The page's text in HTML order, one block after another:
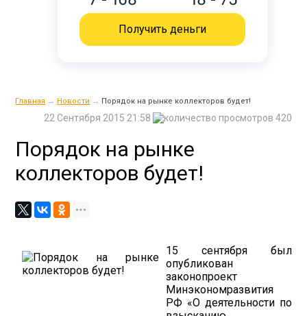
Получить деньги
Главная → Новости → Порядок на рынке коллекторов будет!
420
22 Сентября 2015 21:58
Порядок на рынке
коллекторов будет!
15 сентября был
опубликован
законопроект
Минэкономразвития
РФ «О деятельности по